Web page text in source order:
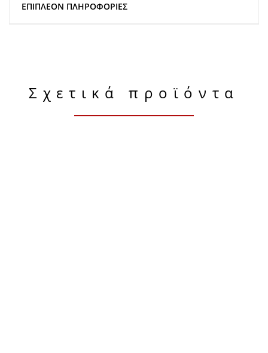
ΕΠΙΠΛΈΟΝ ΠΛΗΡΟΦΟΡΊΕΣ
Σχετικά προϊόντα